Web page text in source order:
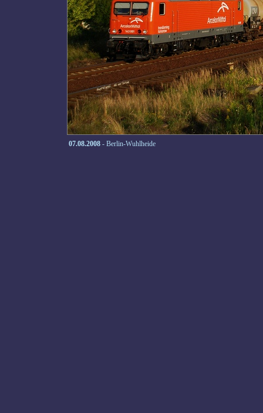
07.08.2008 - Berlin-Wuhlheide